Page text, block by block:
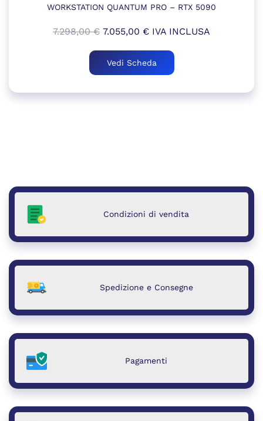
WORKSTATION QUANTUM PRO – RTX 5090
7.298,00€ Il
originale
era:
7.055,00 €Il
attuale
è:
IVA INCLUSA
Vedi Scheda
Condizioni di vendita
Spedizione e Consegne
Pagamenti